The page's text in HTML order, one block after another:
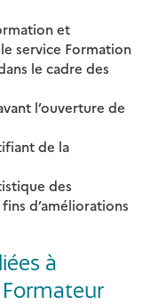
et
service Formation
le cadre des
l’ouverture de
de la
des
d’améliorations
à
Formateur